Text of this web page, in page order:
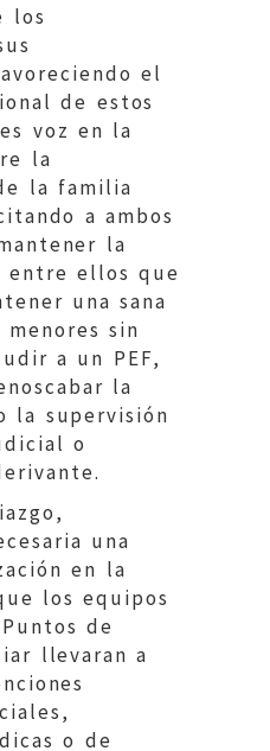
los
el
de estos
voz en la
la
la familia
a ambos
la
entre ellos que
una sana
sin
a un PEF,
la
la supervisión
o
una
en la
los equipos
de
llevaran a
o de